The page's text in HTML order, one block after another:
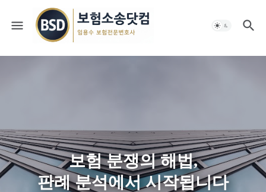
보험 분쟁의 해법,
판례 분석에서 시작됩니다